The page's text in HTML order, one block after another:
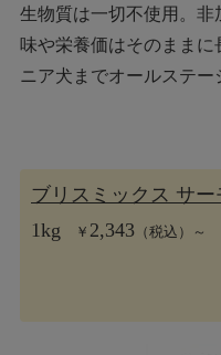
生物質は一切不使用。
味や栄養価はそのまま
ニア犬までオールステー
ブリスミックス サー
1kg ￥ 2,343 （税込）～